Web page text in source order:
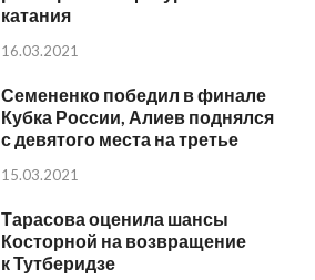
катания
16.03.2021
Семененко победил в финале
Кубка России, Алиев поднялся
с девятого места на третье
15.03.2021
Тарасова оценила шансы
Косторной на возвращение
к Тутберидзе